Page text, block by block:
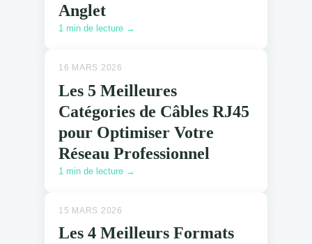
Anglet
1 min de lecture →
16 MARS 2026
Les 5 Meilleures
Catégories de Câbles RJ45
pour Optimiser Votre
Réseau Professionnel
1 min de lecture →
15 MARS 2026
Les 4 Meilleurs Formats